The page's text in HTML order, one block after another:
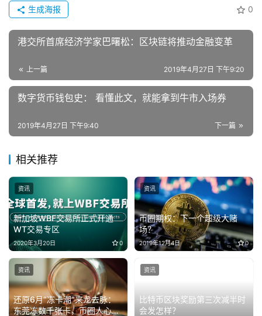
0
生成海报
港交所首席经济学家巴曙松：区块链将推动金融变革
上一篇 2019年4月27日 下午9:20
数字货币钱包史： 看懂此文，就能拿到牛市入场券
下一篇
2019年4月27日 下午9:40
相关推荐
新加坡WBF交易所正式开通
WT交易专区
2020年3月20日 0
资讯
币圈期权：下一个超级大赌
场？
2019年12月4日 0
资讯
还原6月“冻卡潮”来龙去脉：
东莞冻数千张卡，币圈人心惶
资讯
比特币区块奖励第三次减半时
会发怎样？
资讯